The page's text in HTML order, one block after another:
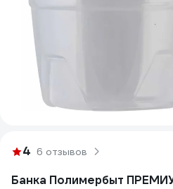
4 6 отзывов
Банка Полимербыт